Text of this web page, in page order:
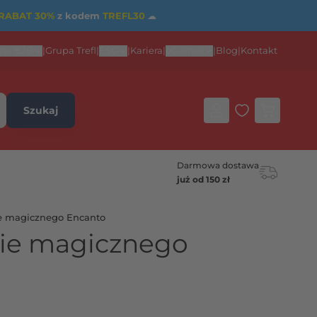
30%z kodem TREFL30 ☁
Grupa Trefl Kariera Blog Kontakt
Szukaj
Darmowa dostawa
już od 150 zł
magicznego Encanto
magicznego